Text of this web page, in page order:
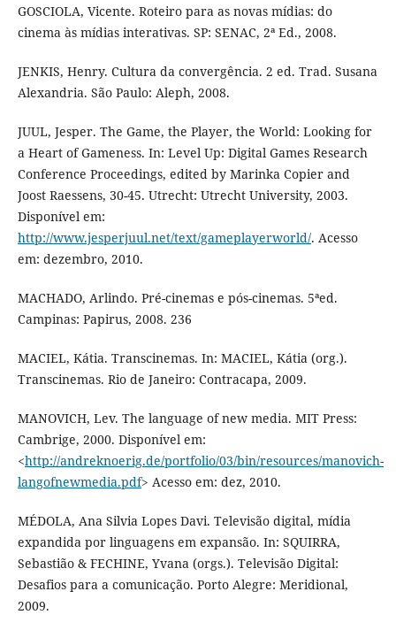
GOSCIOLA, Vicente. Roteiro para as novas mídias: do
cinema às mídias interativas. SP: SENAC, 2ª Ed., 2008.
JENKIS, Henry. Cultura da convergência. 2 ed. Trad. Susana
Alexandria. São Paulo: Aleph, 2008.
JUUL, Jesper. The Game, the Player, the World: Looking for
a Heart of Gameness. In: Level Up: Digital Games Research
Conference Proceedings, edited by Marinka Copier and
Joost Raessens, 30-45. Utrecht: Utrecht University, 2003.
Disponível em:
http://www.jesperjuul.net/text/gameplayerworld/. Acesso
em: dezembro, 2010.
MACHADO, Arlindo. Pré-cinemas e pós-cinemas. 5ªed.
Campinas: Papirus, 2008. 236
MACIEL, Kátia. Transcinemas. In: MACIEL, Kátia (org.).
Transcinemas. Rio de Janeiro: Contracapa, 2009.
MANOVICH, Lev. The language of new media. MIT Press:
Cambrige, 2000. Disponível em:
<http://andreknoerig.de/portfolio/03/bin/resources/manovich-
langofnewmedia.pdf> Acesso em: dez, 2010.
MÉDOLA, Ana Silvia Lopes Davi. Televisão digital, mídia
expandida por linguagens em expansão. In: SQUIRRA,
Sebastião & FECHINE, Yvana (orgs.). Televisão Digital:
Desafios para a comunicação. Porto Alegre: Meridional,
2009.